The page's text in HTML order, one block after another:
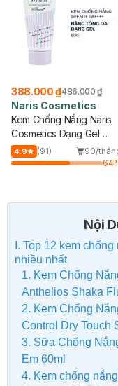
287.000 ₫560.000 ₫
Cell Fusion C
Kem Chống Nắng Cell
Fusion C Nâng Tông Da
50ml
4.9 (21)
108/
92
Nội
I. Top 12 kem
nhiều nhất
1. Kem Chống
Anthelios Shaka
2. Kem Chống
Control Dry Touch
3. Sữa Chống
Em 60ml
4. Kem chống